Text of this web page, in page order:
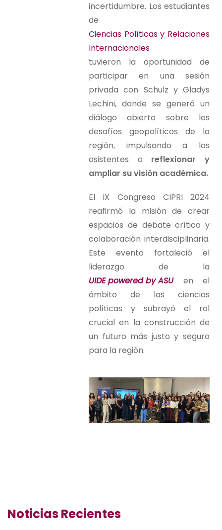
incertidumbre. Los estudiantes
de
Ciencias Políticas y Relaciones
Internacionales
tuvieron la oportunidad de
participar en una sesión
privada con Schulz y Gladys
Lechini, donde se generó un
diálogo abierto sobre los
desafíos geopolíticos de la
región, impulsando a los
asistentes a reflexionar y
ampliar su visión académica.
El IX Congreso CIPRI 2024
reafirmó la misión de crear
espacios de debate crítico y
colaboración interdisciplinaria.
Este evento fortaleció el
liderazgo de la
UIDE powered by ASUen el
ámbito de las ciencias
políticas y subrayó el rol
crucial en la construcción de
un futuro más justo y seguro
para la región.
Noticias Recientes